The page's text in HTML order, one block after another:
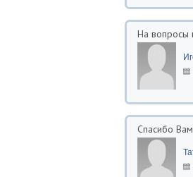
На вопросы
Спасибо